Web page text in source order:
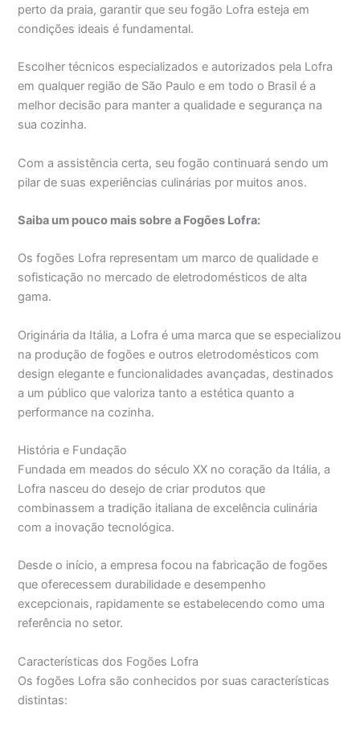
perto da praia, garantir que seu fogão Lofra esteja em
condições ideais é fundamental.
Escolher técnicos especializados e autorizados pela Lofra
em qualquer região de São Paulo e em todo o Brasil é a
melhor decisão para manter a qualidade e segurança na
sua cozinha.
Com a assistência certa, seu fogão continuará sendo um
pilar de suas experiências culinárias por muitos anos.
Saiba um pouco mais sobre a Fogões Lofra:
Os fogões Lofra representam um marco de qualidade e
sofisticação no mercado de eletrodomésticos de alta
gama.
Originária da Itália, a Lofra é uma marca que se especializou
na produção de fogões e outros eletrodomésticos com
design elegante e funcionalidades avançadas, destinados
a um público que valoriza tanto a estética quanto a
performance na cozinha.
História e Fundação
Fundada em meados do século XX no coração da Itália, a
Lofra nasceu do desejo de criar produtos que
combinassem a tradição italiana de excelência culinária
com a inovação tecnológica.
Desde o início, a empresa focou na fabricação de fogões
que oferecessem durabilidade e desempenho
excepcionais, rapidamente se estabelecendo como uma
referência no setor.
Características dos Fogões Lofra
Os fogões Lofra são conhecidos por suas características
distintas: